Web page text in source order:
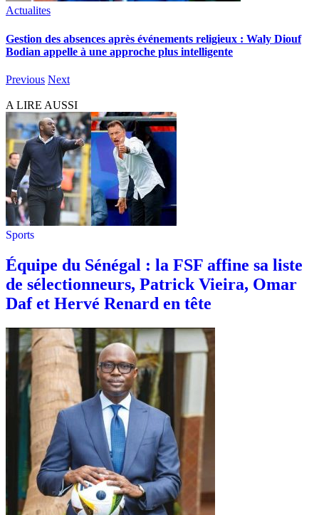
Actualites
Gestion des absences après événements religieux : Waly Diouf
Bodian appelle à une approche plus intelligente
Previous Next
A LIRE AUSSI
Sports
Équipe du Sénégal : la FSF affine sa liste
de sélectionneurs, Patrick Vieira, Omar
Daf et Hervé Renard en tête